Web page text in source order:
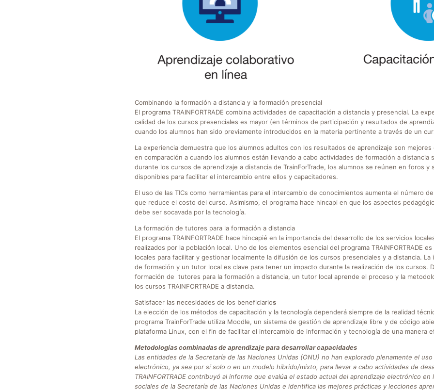
Combinando la formación a distancia y la formación presencial
El programa TRAINFORTRADE combina actividades de capacitación a distancia y presencial. La
calidad de los cursos presenciales es mayor (en términos de participación y resultados de
cuando los alumnos han sido previamente introducidos en la materia pertinente a través de un
La experiencia demuestra que los alumnos adultos con los resultados de aprendizaje son
en comparación a cuando los alumnos están llevando a cabo actividades de formación a distancia
durante los cursos de aprendizaje a distancia de TrainForTrade, los alumnos se reúnen en foros y
disponibles para facilitar el intercambio entre ellos y capacitadores.
El uso de las TICs como herramientas para el intercambio de conocimientos aumenta el número
que reduce el costo del curso. Asimismo, el programa hace hincapi en que los aspectos
debe ser socavada por la tecnología.
La formación de tutores para la formación a distancia
El programa TRAINFORTRADE hace hincapié en la importancia del desarrollo de los servicios
realizados por la población local. Uno de los elementos esencial del programa TRAINFORTRADE
locales para facilitar y gestionar localmente la difusión de los cursos presenciales y a distancia.
de formación y un tutor local es clave para tener un impacto durante la realización de los cursos.
formación de tutores para la formación a distancia, un tutor local aprende el proceso y la
los cursos TRAINFORTRADE a distancia.
Satisfacer las necesidades de los beneficiarios
La elección de los métodos de capacitación y la tecnología dependerá siempre de la realidad
programa TrainForTrade utiliza Moodle, un sistema de gestión de aprendizaje libre y de código
plataforma Linux, con el fin de facilitar el intercambio de información y tecnología de una manera
Metodologías combinadas de aprendizaje para desarrollar capacidades
Las entidades de la Secretaría de las Naciones Unidas (ONU) no han explorado plenamente el
electrónico, ya sea por sí solo o en un modelo híbrido/mixto, para llevar a cabo actividades de
TRAINFORTRADE contribuyó al informe que evalúa el estado actual del aprendizaje electrónico
sociales de la Secretaría de las Naciones Unidas e identifica las mejores prácticas y lecciones